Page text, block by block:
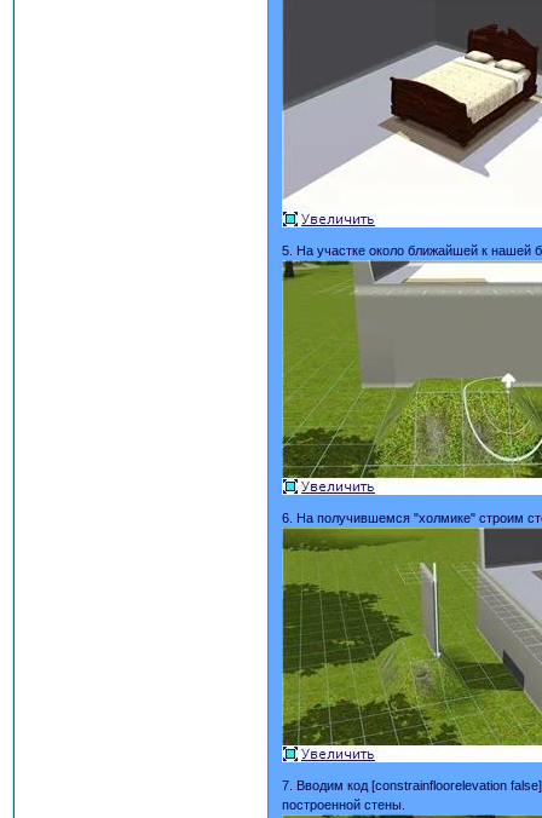
5. На участке около ближайшей к нашей
6. На получившемся "холмике" строим
7. Вводим код [constrainfloorelevation
построенной стены.